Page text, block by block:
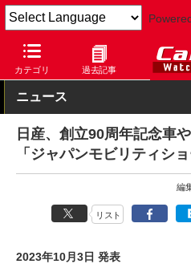
カテゴリ 過去記事
Car Watch イベント ジャパン
ニュース
日産、創立90周年記念車
「ジャパンモビリティシ
編
リスト
2023年10月3日 発表